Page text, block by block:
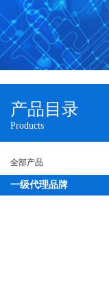
产品目录
Products
全部产品
一级代理品牌